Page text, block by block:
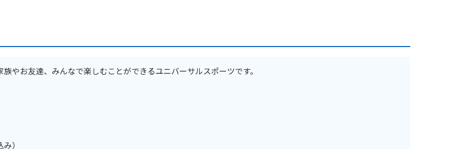
やお友達、みんなで楽しむことができるユニバーサルスポーツです。
）